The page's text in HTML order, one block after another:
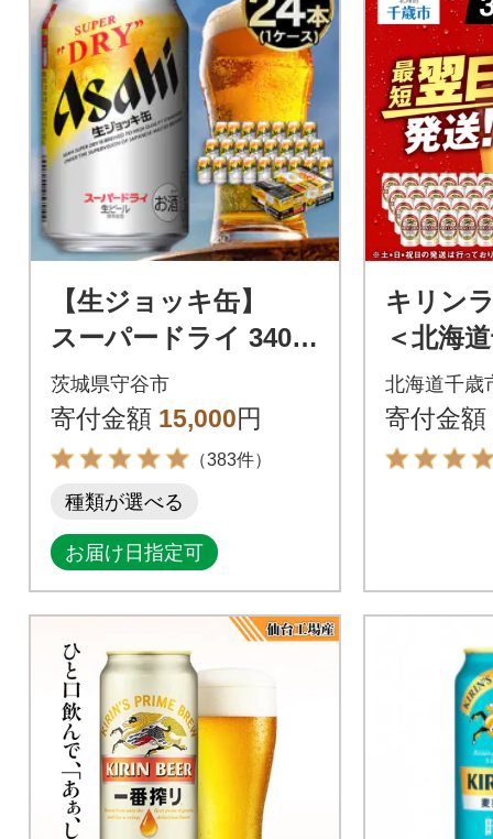
【生ジョッキ缶】
スーパードライ 340m
l × 24本
茨城県守谷市
寄付金額 15,000円
（383件）
種類が選べる
お届け日指定可
キリン
＜北海
北海道千歳
寄付金額